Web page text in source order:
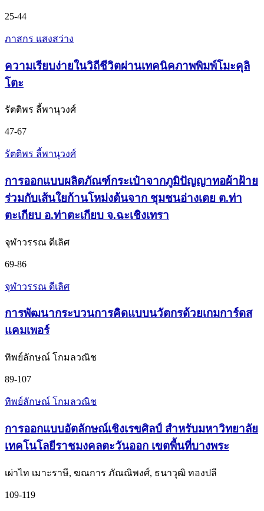
25-44
ภาสกร แสงสว่าง
ความเรียบง่ายในวิถีชีวิตผ่านเทคนิคภาพพิมพ์โมะคุลิ
โตะ
รัตติพร ลี้พานุวงศ์
47-67
รัตติพร ลี้พานุวงศ์
การออกแบบผลิตภัณฑ์กระเป๋าจากภูมิปัญญาทอผ้าฝ้าย
ร่วมกับเส้นใยก้านโหม่งต้นจาก ชุมชนอ่างเตย ต.ท่า
ตะเกียบ อ.ท่าตะเกียบ จ.ฉะเชิงเทรา
จุฬาวรรณ ดีเลิศ
69-86
จุฬาวรรณ ดีเลิศ
การพัฒนากระบวนการคิดแบบนวัตกรด้วยเกมการ์ดส
แคมเพอร์
ทิพย์ลักษณ์ โกมลวณิช
89-107
ทิพย์ลักษณ์ โกมลวณิช
การออกแบบอัตลักษณ์เชิงเรขศิลป์ สำหรับมหาวิทยาลัย
เทคโนโลยีราชมงคลตะวันออก เขตพื้นที่บางพระ
เผ่าไท เมาะราษี, ฆณการ ภัณณิพงศ์, ธนาวุฒิ ทองปลี
109-119